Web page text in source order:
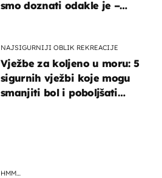
HMM…
smo doznati odakle je –
NAJSIGURNIJI OBLIK REKREACIJE
Vježbe za koljeno u moru: 5
sigurnih vježbi koje mogu
smanjiti bol i poboljšati